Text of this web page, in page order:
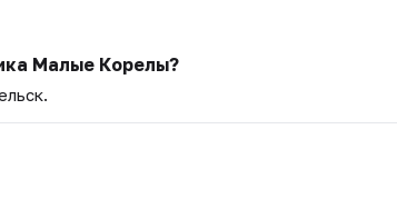
Малые Корелы?